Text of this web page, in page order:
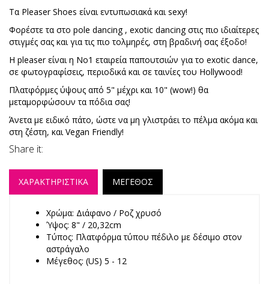
Τα Pleaser Shoes είναι εντυπωσιακά και sexy!
Φορέστε τα στο pole dancing , exotic dancing στις πιο ιδιαίτερες
στιγμές σας και για τις πιο τολμηρές, στη βραδινή σας έξοδο!
Η pleaser είναι η No1 εταιρεία παπουτσιών για το exotic dance,
σε φωτογραφίσεις, περιοδικά και σε ταινίες του Hollywood!
Πλατφόρμες ύψους από 5" μέχρι και 10" (wow!) θα
μεταμορφώσουν τα πόδια σας!
Άνετα με ειδικό πάτο, ώστε να μη γλιστράει το πέλμα ακόμα και
στη ζέστη, και Vegan Friendly!
Share it:
ΧΑΡΑΚΤΗΡΙΣΤΙΚΑ ΜΕΓΕΘΟΣ
Χρώμα: Διάφανο / Ροζ χρυσό
Ύψος: 8" / 20,32cm
Τύπος: Πλατφόρμα τύπου πέδιλο με δέσιμο στον
αστράγαλο
Μέγεθος: (US) 5 - 12